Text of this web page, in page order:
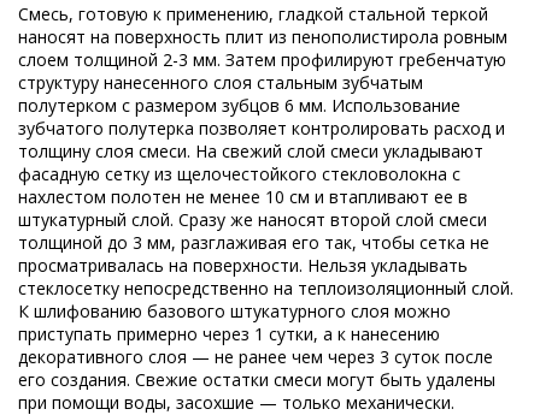
Смесь, готовую к применению, гладкой стальной теркой
наносят на поверхность плит из пенополистирола ровным
слоем толщиной 2-3 мм. Затем профилируют гребенчатую
структуру нанесенного слоя стальным зубчатым
полутерком с размером зубцов 6 мм. Использование
зубчатого полутерка позволяет контролировать расход и
толщину слоя смеси. На свежий слой смеси укладывают
фасадную сетку из щелочестойкого стекловолокна с
нахлестом полотен не менее 10 см и втапливают ее в
штукатурный слой. Сразу же наносят второй слой смеси
толщиной до 3 мм, разглаживая его так, чтобы сетка не
просматривалась на поверхности. Нельзя укладывать
стеклосетку непосредственно на теплоизоляционный слой.
К шлифованию базового штукатурного слоя можно
приступать примерно через 1 сутки, а к нанесению
декоративного слоя — не ранее чем через 3 суток после
его создания. Свежие остатки смеси могут быть удалены
при помощи воды, засохшие — только механически.